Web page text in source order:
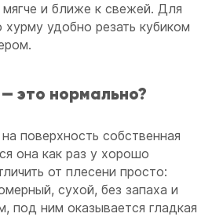
мягче и ближе к свежей. Для
удобно резать кубиком
это нормально?
поверхность собственная
она как раз у хорошо
от плесени просто:
сухой, без запаха и
под ним оказывается гладкая